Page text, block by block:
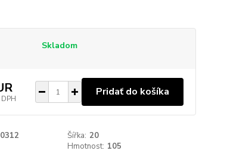
Skladom
Pridať do košíka
Šířka: 20
Hmotnost: 105